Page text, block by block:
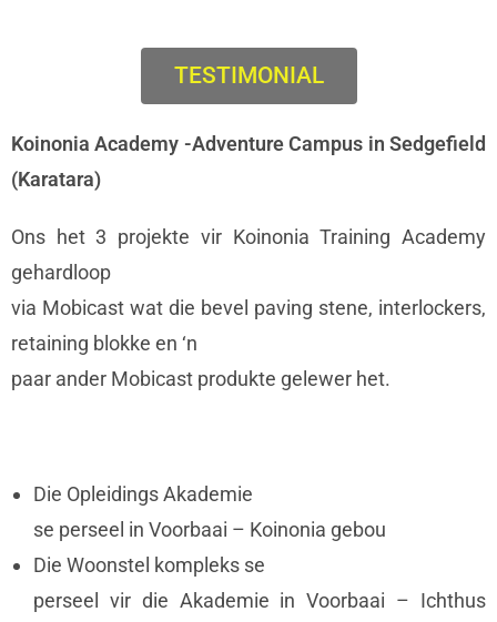
TESTIMONIAL
Koinonia Academy -Adventure Campus in Sedgefield
(Karatara)
Ons het 3 projekte vir Koinonia Training Academy
gehardloop
via Mobicast wat die bevel paving stene, interlockers,
retaining blokke en ‘n
paar ander Mobicast produkte gelewer het.
Die Opleidings Akademie
se perseel in Voorbaai – Koinonia gebou
Die Woonstel kompleks se
perseel vir die Akademie in Voorbaai – Ichthus